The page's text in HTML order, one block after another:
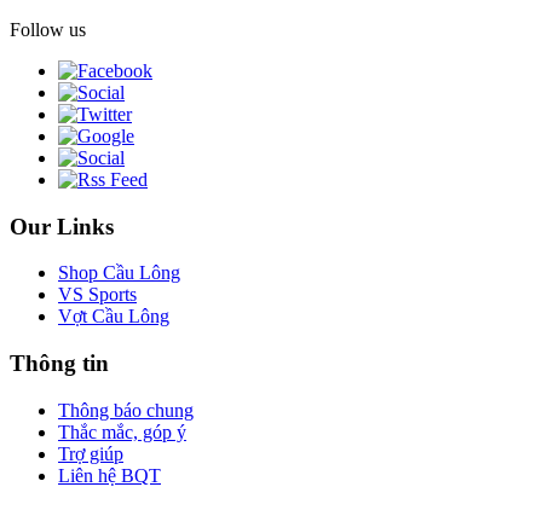
Follow us
Our Links
Shop Cầu Lông
VS Sports
Vợt Cầu Lông
Thông tin
Thông báo chung
Thắc mắc, góp ý
Trợ giúp
Liên hệ BQT